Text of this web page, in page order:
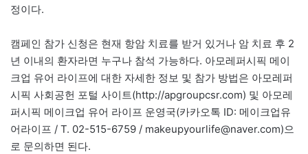
정이다.
캠페인 참가 신청은 현재 항암 치료를 받거 있거나 암 치료 후 2
년 이내의 환자라면 누구나 참석 가능하다. 아모레퍼시픽 메이
크업 유어 라이프에 대한 자세한 정보 및 참가 방법은 아모레퍼
시픽 사회공헌 포털 사이트(http://apgroupcsr.com) 및 아모레
퍼시픽 메이크업 유어 라이프 운영국(카카오톡 ID: 메이크업유
어라이프 / T. 02-515-6759 / makeupyourlife@naver.com)으
로 문의하면 된다.